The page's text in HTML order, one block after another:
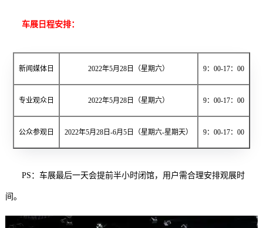
车展日程安排：
新闻媒体日 2022年5月28日（星期六） 9：00-17：00
专业观众日 2022年5月28日（星期六） 9：00-17：00
公众参观日 2022年5月28日-6月5日（星期六-星期天） 9：00-17：00
PS：车展最后一天会提前半小时闭馆，用户需合理安排观展时
间。